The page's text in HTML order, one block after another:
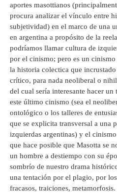
aportes masottianos
procura analizar el vínculo entre
subjetividad) en el marco de una
en argentina a propósito de la
podríamos llamar cultura de
por el cinismo; pero es un
la historia colectica que
crítico, para nada neoliberal o
del cual sería interesante hacer
este último cinismo (sea el
ontológico o los talleres de
que se explicita transversal a una
izquierdas argentinas) y el
que hace posible que Masotta se
un hombre a destiempo con su
sombrío de nuestro drama
una tentación por el plagio, por
fracasos, traiciones,